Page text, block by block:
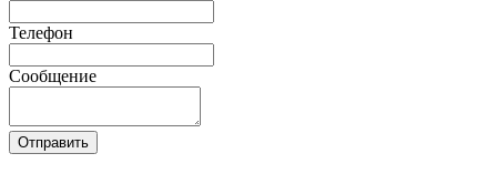
Телефон
Сообщение
Отправить